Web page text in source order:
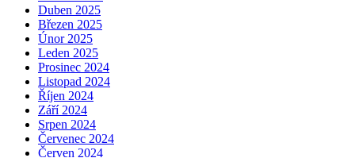
Duben 2025
Březen 2025
Únor 2025
Leden 2025
Prosinec 2024
Listopad 2024
Říjen 2024
Září 2024
Srpen 2024
Červenec 2024
Červen 2024